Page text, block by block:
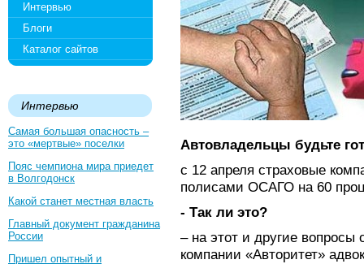
Интервью
Блоги
Каталог сайтов
Интервью
Самая большая опасность –
это «мертвые» поселки
Пояс чемпиона мира приедет
в Волгодонск
Какой станет местная власть
Главный документ гражданина
России
Пришел опытный и
Автовладельцы будьте
с 12 апреля страховые
полисами ОСАГО на 60
- Так ли это?
– на этот и другие вопросы
компании «Авторитет»